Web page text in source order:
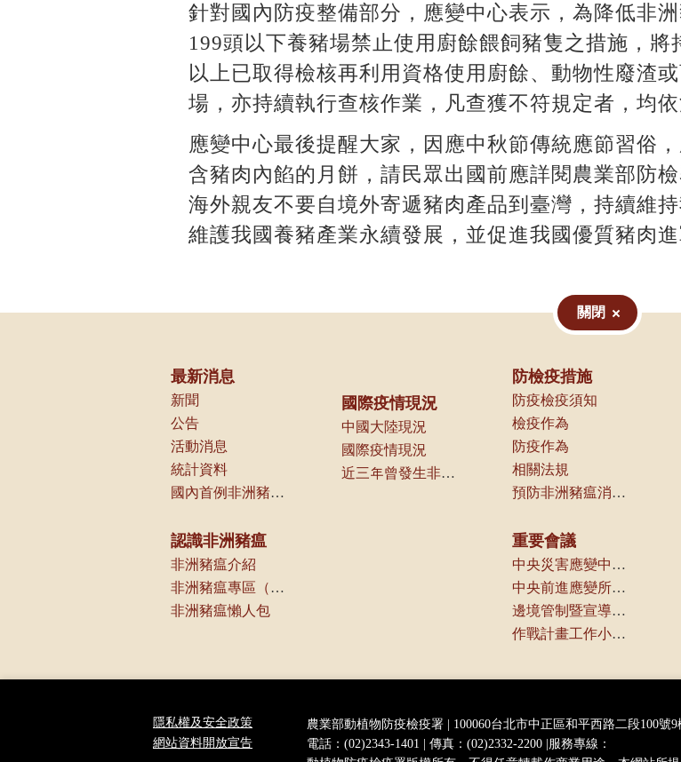
針對國內防疫整備部分，應變中心表示，為降低非
199頭以下養豬場禁止使用廚餘餵飼豬隻之措施，
以上已取得檢核再利用資格使用廚餘、動物性廢渣
場，亦持續執行查核作業，凡查獲不符規定者，均依
應變中心最後提醒大家，因應中秋節傳統應節習俗
含豬肉內餡的月餅，請民眾出國前應詳閱農業部防
海外親友不要自境外寄遞豬肉產品到臺灣，持續維
維護我國養豬產業永續發展，並促進我國優質豬肉進
關閉
最新消息
新聞
公告
活動消息
統計資料
國內首例非洲豬瘟案例相關資訊
認識非洲豬瘟
非洲豬瘟介紹
非洲豬瘟專區（農業部獸醫研究所）
非洲豬瘟懶人包
國際疫情現況
中國大陸現況
國際疫情現況
近三年曾發生非洲豬瘟之國家（地區）一覽
防檢疫措施
防疫檢疫須知
檢疫作為
防疫作為
相關法規
預防非洲豬瘟消毒方式及可選用消毒劑種類
重要會議
中央災害應變中心會議
中央前進應變所會議
邊境管制暨宣導組會議
作戰計畫工作小組會議
隱私權及安全政策
網站資料開放宣告
農業部動植物防疫檢疫署
100060台北市中正區和平西路二段100號9
電話：(02)2343-1401
傳真：(02)2332-2200 服務專線：